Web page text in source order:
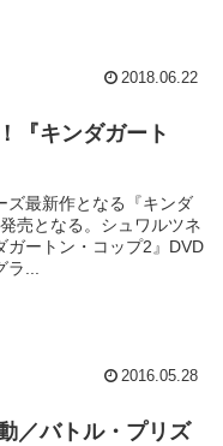
2018.06.22
『キンダガート
ズ最新作となる『キンダ
売となる。シュワルツネ
ガートン・コップ2』DVD
ラ...
2016.05.28
／バトル・プリズ